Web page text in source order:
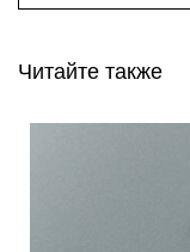
Читайте также